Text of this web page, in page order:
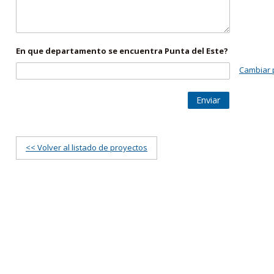
En que departamento se encuentra Punta del Este?
Cambiar
Enviar
<< Volver al listado de proyectos